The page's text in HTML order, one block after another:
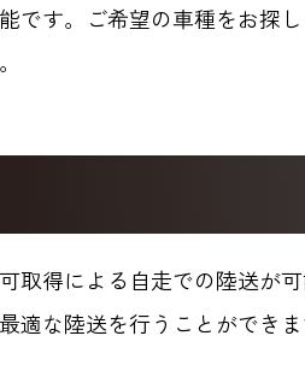
です。ご希望の車種をお探
取得による自走での陸送が可
適な陸送を行うことができま